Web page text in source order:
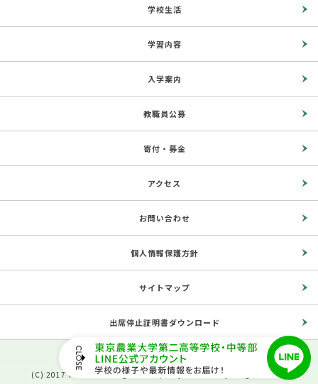
学校生活
学習内容
入学案内
教職員公募
寄付・募金
アクセス
お問い合わせ
個人情報保護方針
サイトマップ
出席停止証明書ダウンロード
(C) 2017 The Second High School, Tokyo University of Agriculture.